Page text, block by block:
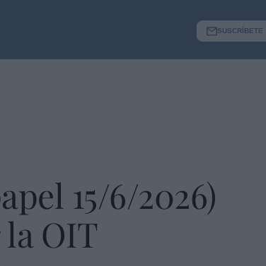
SUSCRÍBETE
15/6/2026)
OIT